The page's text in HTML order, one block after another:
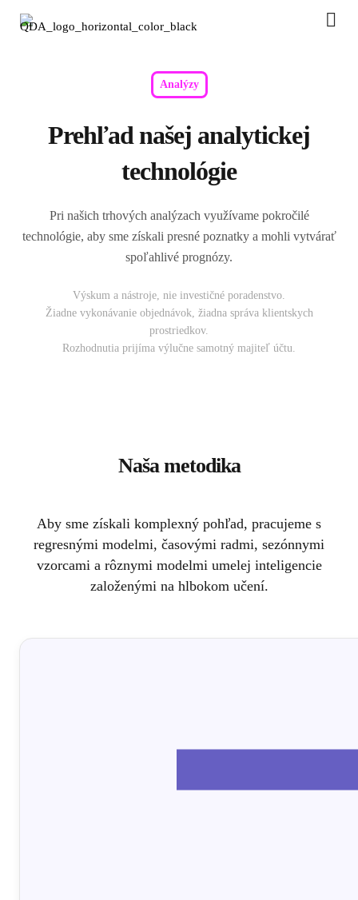
Analýzy
Prehľad našej analytickej
technológie
Pri našich trhových analýzach využívame pokročilé
technológie, aby sme získali presné poznatky a mohli vytvárať
spoľahlivé prognózy.
Výskum a nástroje, nie investičné poradenstvo.
Žiadne vykonávanie objednávok, žiadna správa klientskych
prostriedkov.
Rozhodnutia prijíma výlučne samotný majiteľ účtu.
Naša metodika
Aby sme získali komplexný pohľad, pracujeme s
regresnými modelmi, časovými radmi, sezónnymi
vzorcami a rôznymi modelmi umelej inteligencie
založenými na hlbokom učení.